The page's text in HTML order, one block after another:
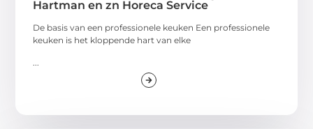
Hartman en zn Horeca Service
De basis van een professionele keuken Een professionele
keuken is het kloppende hart van elke
...